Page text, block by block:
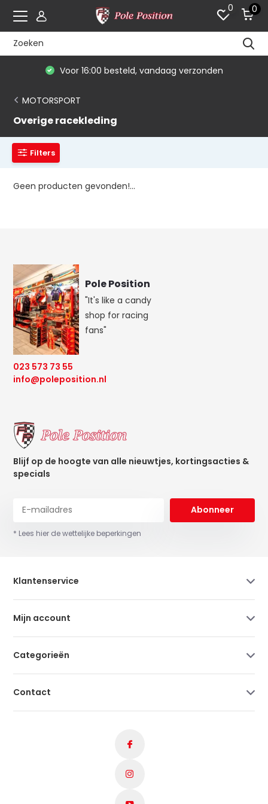
0 0
Voor 16:00 besteld, vandaag verzonden
MOTORSPORT
Overige racekleding
Filters
Geen producten gevonden!...
Pole Position
"It's like a candy
shop for racing
fans"
023 573 73 55
info@poleposition.nl
Blijf op de hoogte van alle nieuwtjes, kortingsacties &
specials
Abonneer
* Lees hier de wettelijke beperkingen
Klantenservice
Mijn account
Categorieën
Contact